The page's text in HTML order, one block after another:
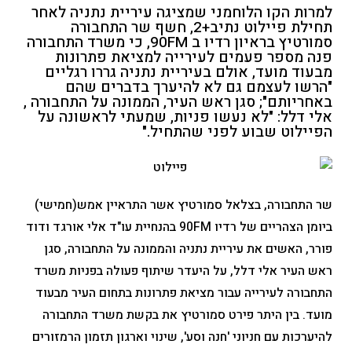
למרות הקו הלוחמני שמציגה עיריית נתניה לאחר
תחילת פיילוט נתיב+2, חשף שר התחבורה
סמורטיץ בראיון רדיו ב 90FM, כי משרד התחבורה
פנה מספר פעמים לעירייה למציאת פתרונות
מבעוד מועד, אולם בעיריית נתניה גררו רגליים
"הרשו לעצמם גם לא להיערך בדברים שהם
באחריותם"; סגן ראש העיר, הממונה על התחבורה ,
אלי דלל: "לא נעשו פניות, שמעתי לראשונה על
הפיילוט שבוע לפני שהתחיל."
שר התחבורה, בצלאל סמורטיץ אשר התראיין אמש(חמישי)
ביומן הצהריים של רדיו 90FM בהנחיית עו"ד אלי אורגד ודוד
פורר, האשים את עיריית נתניה והממונה על התחבורה, סגן
ראש העיר אלי דלל, על היעדר שיתוף פעולה בפניות משרד
התחבורה לעירייה עבור מציאת פתרונות בתחום העיר מבעוד
מועד. בין היתר פירט סמורטיץ את בקשת משרד התחבורה
להיערכות עם חניוני 'חנה וסע', שינוי וארגון תזמון הרמזורים